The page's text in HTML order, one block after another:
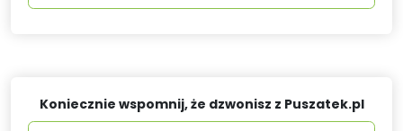
Koniecznie wspomnij, że dzwonisz z Puszatek.pl